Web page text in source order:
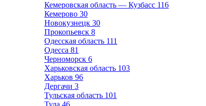
Кемеровская область — Кузбасс 116
Кемерово 30
Новокузнецк 30
Прокопьевск 8
Одесская область 111
Одесса 81
Черноморск 6
Харьковская область 103
Харьков 96
Дергачи 3
Тульская область 101
Тула 46